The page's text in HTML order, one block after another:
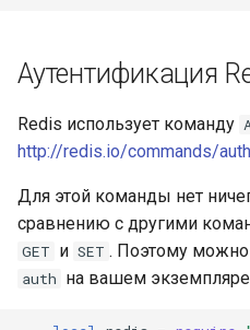
Аутентификация
Redis использует команду
http://redis.io/commands/auth
Для этой команды нет
сравнению с другими
GET и SET . Поэтому
auth на вашем экземпляре